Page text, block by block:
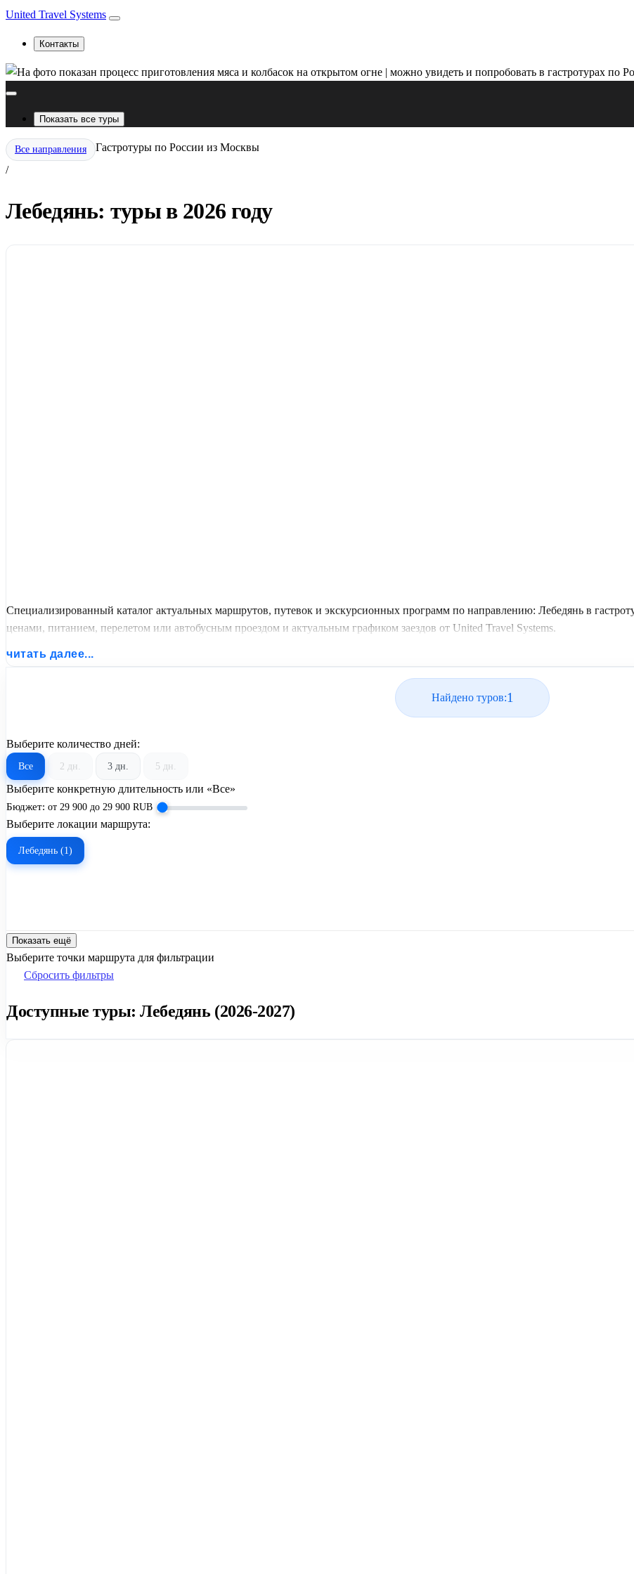
United Travel Systems
Контакты
Показать все туры
Все направления
/
Гастротуры по России из Москвы
Лебедянь: туры в 2026 году
Специализированный каталог актуальных маршрутов, путевок и экскурсионных программ по направлению: Лебедянь в
ценами, питанием, перелетом или автобусным проездом и актуальным графиком заездов от United Travel Systems.
читать далее...
Найдено туров:1
Выберите количество дней:
Все 2 дн. 3 дн. 5 дн.
Выберите конкретную длительность или «Все»
Бюджет: от 29 900 до 29 900 RUB
Выберите локации маршрута:
Лебедянь (1)
Показать ещё
Выберите точки маршрута для фильтрации
Сбросить фильтры
Доступные туры: Лебедянь (2026-2027)